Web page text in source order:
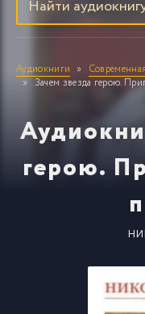
Аудиокниги
Зачем звезда герою.
герою.